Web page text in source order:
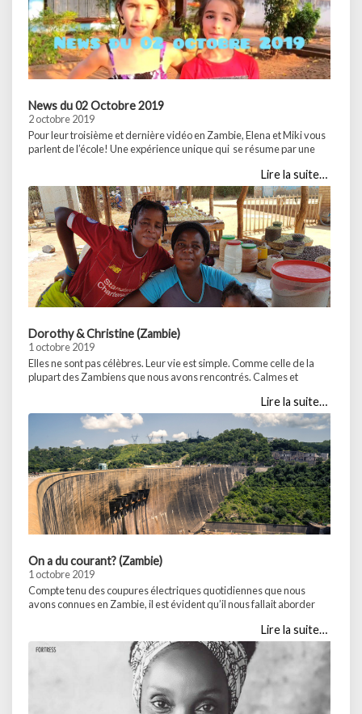
News du 02 Octobre 2019
2 octobre 2019
Pour leur troisième et dernière vidéo en Zambie, Elena et Miki vous
parlent de l’école! Une expérience unique qui se résume par une
le plus jeune âge. Hommage à tous ces écoliers, sans un sou en
poche, et qui nous ont accueilli pendant 4 semaines, qui …
Partager :WhatsApp...
Lire la suite…
Dorothy & Christine (Zambie)
1 octobre 2019
Elles ne sont pas célèbres. Leur vie est simple. Comme celle de la
plupart des Zambiens que nous avons rencontrés. Calmes et
petits poissons et chenilles au marché de Mbita. Très rapidement,
nous les avons prises en sympathie et tous les deux jours nous
prenions plaisir … Partager :WhatsApp...
Lire la suite…
On a du courant? (Zambie)
1 octobre 2019
Compte tenu des coupures électriques quotidiennes que nous
avons connues en Zambie, il est évident qu’il nous fallait aborder
dans ce pays et son approvisionnement. Les 10 premiers jours de
notre séjour en Zambie, les coupures électriques ont duré 8 heures
par jour, selon … Partager :WhatsApp...
Lire la suite…